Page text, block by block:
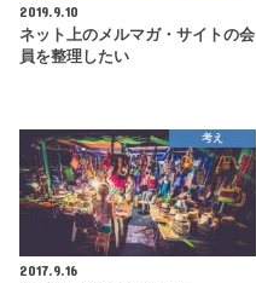
2019.9.10
ネット上のメルマガ・サイトの会
員を整理したい
考え
2017.9.16